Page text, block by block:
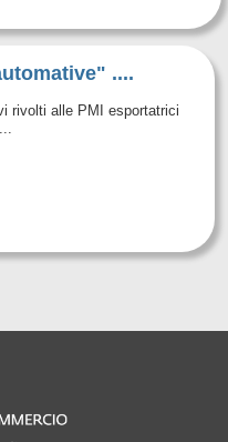
....
rivolti alle PMI esportatrici